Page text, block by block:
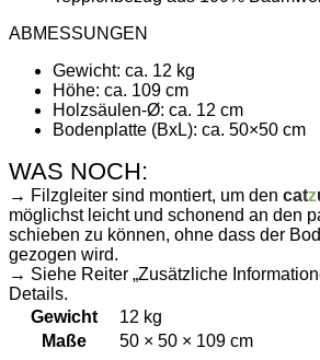
ABMESSUNGEN
Gewicht: ca. 12 kg
Höhe: ca. 109 cm
Holzsäulen-Ø: ca. 12 cm
Bodenplatte (BxL): ca. 50×50 cm
WAS NOCH:
→ Filzgleiter sind montiert, um den catz
möglichst leicht und schonend an den
schieben zu können, ohne dass der
gezogen wird.
→ Siehe Reiter „Zusätzliche
Details.
Gewicht
12 kg
Maße
50 × 50 × 109 cm